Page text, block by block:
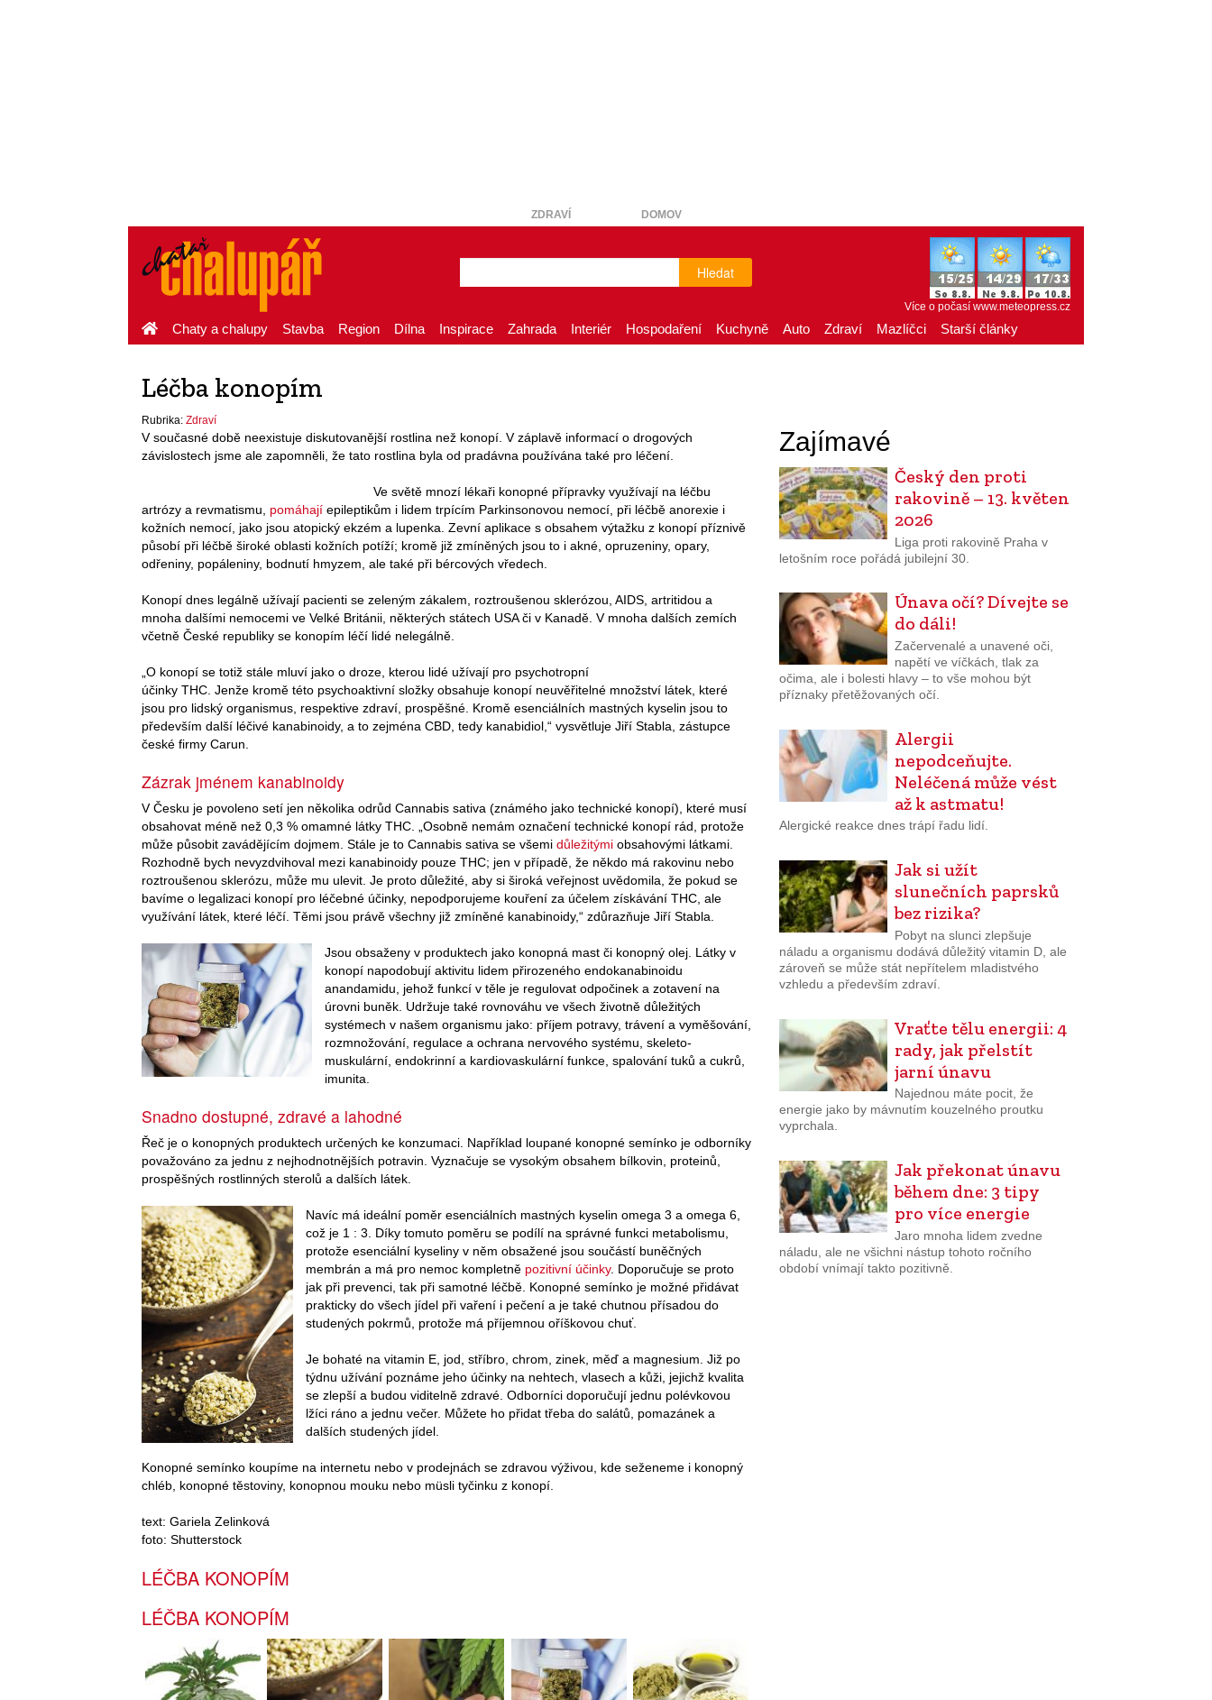
ZDRAVÍ DOMOV
Hledat
Více o počasí www.meteopress.cz
Chaty a chalupy Stavba Region Dílna Inspirace Zahrada Interiér Hospodaření Kuchyně Auto Zdraví Mazlíčci Starší články
Léčba konopím
Rubrika: Zdraví
V současné době neexistuje diskutovanější rostlina než konopí. V záplavě informací o drogových
závislostech jsme ale zapomněli, že tato rostlina byla od pradávna používána také pro léčení.
Ve světě mnozí lékaři konopné přípravky využívají na léčbu
artrózy a revmatismu, pomáhají epileptikům i lidem trpícím Parkinsonovou nemocí, při léčbě anorexie i
kožních nemocí, jako jsou atopický ekzém a lupenka. Zevní aplikace s obsahem výtažku z konopí příznivě
působí při léčbě široké oblasti kožních potíží; kromě již zmíněných jsou to i akné, opruzeniny, opary,
odřeniny, popáleniny, bodnutí hmyzem, ale také při bércových vředech.
Konopí dnes legálně užívají pacienti se zeleným zákalem, roztroušenou sklerózou, AIDS, artritidou a
mnoha dalšími nemocemi ve Velké Británii, některých státech USA či v Kanadě. V mnoha dalších zemích
včetně České republiky se konopím léčí lidé nelegálně.
„O konopí se totiž stále mluví jako o droze, kterou lidé užívají pro psychotropní
účinky THC. Jenže kromě této psychoaktivní složky obsahuje konopí neuvěřitelné množství látek, které
jsou pro lidský organismus, respektive zdraví, prospěšné. Kromě esenciálních mastných kyselin jsou to
především další léčivé kanabinoidy, a to zejména CBD, tedy kanabidiol,“ vysvětluje Jiří Stabla, zástupce
české firmy Carun.
Zázrak jménem kanabinoidy
V Česku je povoleno setí jen několika odrůd Cannabis sativa (známého jako technické konopí), které musí
obsahovat méně než 0,3 % omamné látky THC. „Osobně nemám označení technické konopí rád, protože
může působit zavádějícím dojmem. Stále je to Cannabis sativa se všemi důležitými obsahovými látkami.
Rozhodně bych nevyzdvihoval mezi kanabinoidy pouze THC; jen v případě, že někdo má rakovinu nebo
roztroušenou sklerózu, může mu ulevit. Je proto důležité, aby si široká veřejnost uvědomila, že pokud se
bavíme o legalizaci konopí pro léčebné účinky, nepodporujeme kouření za účelem získávání THC, ale
využívání látek, které léčí. Těmi jsou právě všechny již zmíněné kanabinoidy,“ zdůrazňuje Jiří Stabla.
Jsou obsaženy v produktech jako konopná mast či konopný olej. Látky v
konopí napodobují aktivitu lidem přirozeného endokanabinoidu
anandamidu, jehož funkcí v těle je regulovat odpočinek a zotavení na
úrovni buněk. Udržuje také rovnováhu ve všech životně důležitých
systémech v našem organismu jako: příjem potravy, trávení a vyměšování,
rozmnožování, regulace a ochrana nervového systému, skeleto-
muskulární, endokrinní a kardiovaskulární funkce, spalování tuků a cukrů,
imunita.
Snadno dostupné, zdravé a lahodné
Řeč je o konopných produktech určených ke konzumaci. Například loupané konopné semínko je odborníky
považováno za jednu z nejhodnotnějších potravin. Vyznačuje se vysokým obsahem bílkovin, proteinů,
prospěšných rostlinných sterolů a dalších látek.
Navíc má ideální poměr esenciálních mastných kyselin omega 3 a omega 6,
což je 1 : 3. Díky tomuto poměru se podílí na správné funkci metabolismu,
protože esenciální kyseliny v něm obsažené jsou součástí buněčných
membrán a má pro nemoc kompletně pozitivní účinky. Doporučuje se proto
jak při prevenci, tak při samotné léčbě. Konopné semínko je možné přidávat
prakticky do všech jídel při vaření i pečení a je také chutnou přísadou do
studených pokrmů, protože má příjemnou oříškovou chuť.
Je bohaté na vitamin E, jod, stříbro, chrom, zinek, měď a magnesium. Již po
týdnu užívání poznáme jeho účinky na nehtech, vlasech a kůži, jejichž kvalita
se zlepší a budou viditelně zdravé. Odborníci doporučují jednu polévkovou
lžíci ráno a jednu večer. Můžete ho přidat třeba do salátů, pomazánek a
dalších studených jídel.
Konopné semínko koupíme na internetu nebo v prodejnách se zdravou výživou, kde seženeme i konopný
chléb, konopné těstoviny, konopnou mouku nebo müsli tyčinku z konopí.
text: Gariela Zelinková
foto: Shutterstock
LÉČBA KONOPÍM
LÉČBA KONOPÍM
Zajímavé
Český den proti
rakovině – 13. květen
2026
Liga proti rakovině Praha v
letošním roce pořádá jubilejní 30.
Únava očí? Dívejte se
do dáli!
Začervenalé a unavené oči,
napětí ve víčkách, tlak za
očima, ale i bolesti hlavy – to vše mohou být
příznaky přetěžovaných očí.
Alergii
nepodceňujte.
Neléčená může vést
až k astmatu!
Alergické reakce dnes trápí řadu lidí.
Jak si užít
slunečních paprsků
bez rizika?
Pobyt na slunci zlepšuje
náladu a organismu dodává důležitý vitamin D, ale
zároveň se může stát nepřítelem mladistvého
vzhledu a především zdraví.
Vraťte tělu energii: 4
rady, jak přelstít
jarní únavu
Najednou máte pocit, že
energie jako by mávnutím kouzelného proutku
vyprchala.
Jak překonat únavu
během dne: 3 tipy
pro více energie
Jaro mnoha lidem zvedne
náladu, ale ne všichni nástup tohoto ročního
období vnímají takto pozitivně.